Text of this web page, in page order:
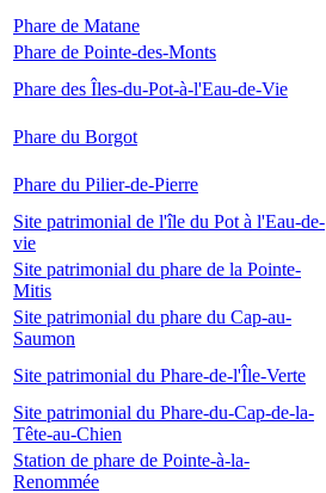
Phare de Matane
Phare de Pointe-des-Monts
Phare des Îles-du-Pot-à-l'Eau-de-Vie
Phare du Borgot
Phare du Pilier-de-Pierre
Site patrimonial de l'île du Pot à l'Eau-de-
vie
Site patrimonial du phare de la Pointe-
Mitis
Site patrimonial du phare du Cap-au-
Saumon
Site patrimonial du Phare-de-l'Île-Verte
Site patrimonial du Phare-du-Cap-de-la-
Tête-au-Chien
Station de phare de Pointe-à-la-
Renommée